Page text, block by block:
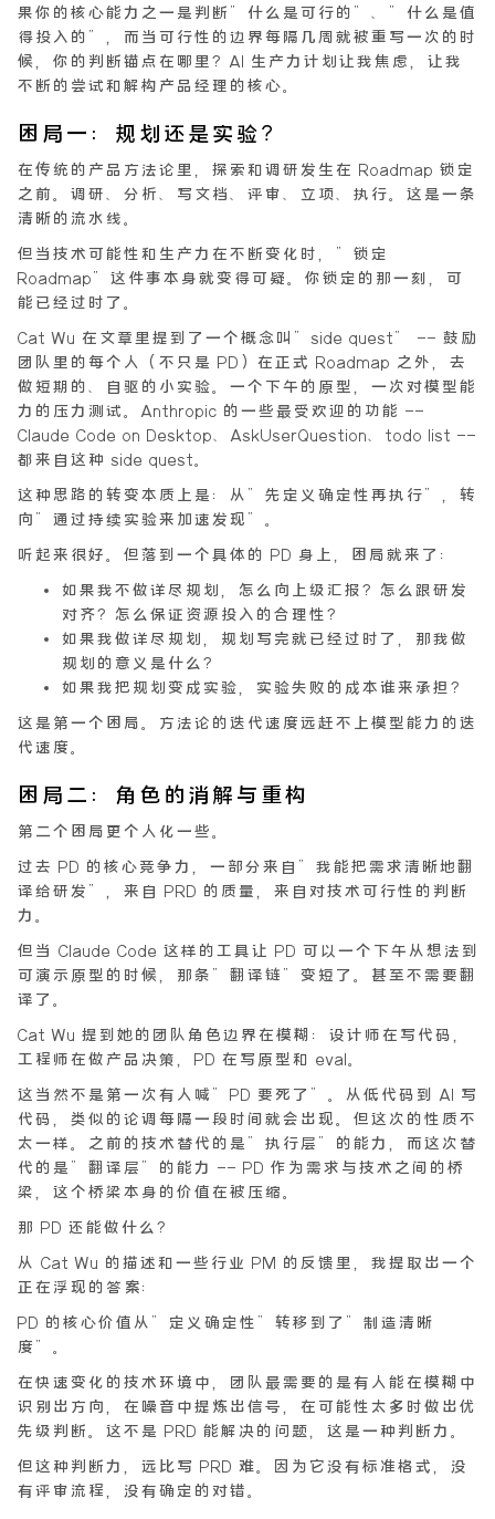
果你的核心能力之一是判断”什么是可行的”、”什么是值
得投入的”，而当可行性的边界每隔几周就被重写一次的时
候，你的判断锚点在哪里？AI 生产力计划让我焦虑，让我
不断的尝试和解构产品经理的核心。
困局一：规划还是实验？
在传统的产品方法论里，探索和调研发生在 Roadmap 锁定
之前。调研、分析、写文档、评审、立项、执行。这是一条
清晰的流水线。
但当技术可能性和生产力在不断变化时，”锁定
Roadmap”这件事本身就变得可疑。你锁定的那一刻，可
能已经过时了。
Cat Wu 在文章里提到了一个概念叫”side quest” —— 鼓励
团队里的每个人（不只是 PD）在正式 Roadmap 之外，去
做短期的、自驱的小实验。一个下午的原型，一次对模型能
力的压力测试。Anthropic 的一些最受欢迎的功能 ——
Claude Code on Desktop、AskUserQuestion、todo list ——
都来自这种 side quest。
这种思路的转变本质上是：从”先定义确定性再执行”，转
向”通过持续实验来加速发现”。
听起来很好。但落到一个具体的 PD 身上，困局就来了：
如果我不做详尽规划，怎么向上级汇报？怎么跟研发
对齐？怎么保证资源投入的合理性？
如果我做详尽规划，规划写完就已经过时了，那我做
规划的意义是什么？
如果我把规划变成实验，实验失败的成本谁来承担？
这是第一个困局。
方法论的迭代速度远赶不上模型能力的迭
代速度
困局二：角色的消解与重构
第二个困局更个人化一些。
过去 PD 的核心竞争力，一部分来自”我能把需求清晰地翻
译给研发”，来自 PRD 的质量，来自对技术可行性的判断
力。
但当 Claude Code 这样的工具让 PD 可以一个下午从想法到
可演示原型的时候，那条”翻译链”变短了。甚至不需要翻
译了。
Cat Wu 提到她的团队角色边界在模糊：设计师在写代码，
工程师在做产品决策，PD 在写原型和 eval。
这当然不是第一次有人喊”PD 要死了”。从低代码到 AI 写
代码，类似的论调每隔一段时间就会出现。但这次的性质不
太一样。之前的技术替代的是”执行层”的能力，而这次替
代的是”翻译层”的能力 —— PD 作为需求与技术之间的桥
梁，这个桥梁本身的价值在被压缩。
那 PD 还能做什么？
从 Cat Wu 的描述和一些行业 PM 的反馈里，我提取出一个
正在浮现的答案：
PD 的核心价值从”定义确定性”转移到了”制造清晰
度”。
在快速变化的技术环境中，团队最需要的是有人能在模糊中
识别出方向，在噪音中提炼出信号，在可能性太多时做出优
先级判断。这不是 PRD 能解决的问题，这是一种判断力。
但这种判断力，远比写 PRD 难。因为它没有标准格式，没
有评审流程，没有确定的对错。